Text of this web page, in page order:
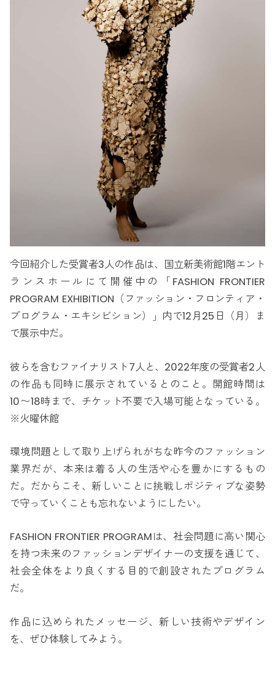
今回紹介した受賞者3人の作品は、国立新美術館1階エント
ランスホールにて開催中の「FASHION FRONTIER
PROGRAM EXHIBITION（ファッション・フロンティア・
プログラム・エキシビション）」内で12月25日（月）ま
で展示中だ。
彼らを含むファイナリスト7人と、2022年度の受賞者2人
の作品も同時に展示されているとのこと。開館時間は
10〜18時まで、チケット不要で入場可能となっている。
※火曜休館
環境問題として取り上げられがちな昨今のファッション
業界だが、本来は着る人の生活や心を豊かにするもの
だ。だからこそ、新しいことに挑戦しポジティブな姿勢
で守っていくことも忘れないようにしたい。
FASHION FRONTIER PROGRAMは、社会問題に高い関心
を持つ未来のファッションデザイナーの支援を通じて、
社会全体をより良くする目的で創設されたプログラム
だ。
作品に込められたメッセージ、新しい技術やデザイン
を、ぜひ体験してみよう。